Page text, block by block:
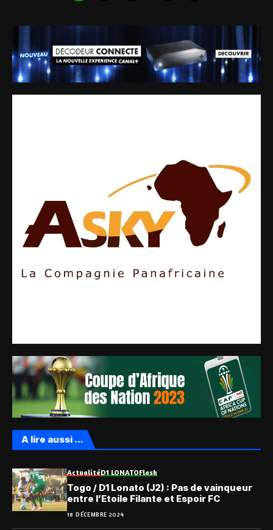
A lire aussi ...
ActualitéD1 LONATOFlash
Togo / D1 Lonato (J2) : Pas de vainqueur
entre l’Etoile Filante et Espoir FC
18 DÉCEMBRE 2024